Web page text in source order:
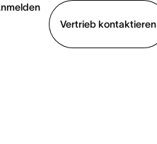
Vertrieb kontaktieren